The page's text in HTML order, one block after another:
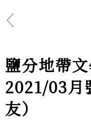
鹽分地帶
2021/03月
友）